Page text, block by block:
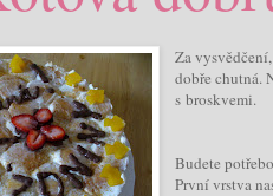
Za
dobře chutná.
s broskvemi.
Budete
První vrstva